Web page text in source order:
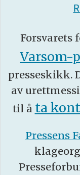
Forsvarets
Varsom-
presseskikk.
av
til å ta
Pressens